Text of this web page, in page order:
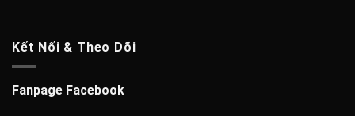
Kết Nối & Theo Dõi
Fanpage Facebook